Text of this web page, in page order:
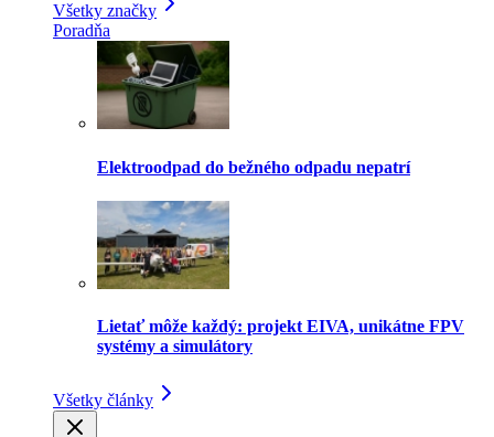
Všetky značky
Poradňa
Elektroodpad do bežného odpadu nepatrí
Lietať môže každý: projekt EIVA, unikátne FPV
systémy a simulátory
Všetky články